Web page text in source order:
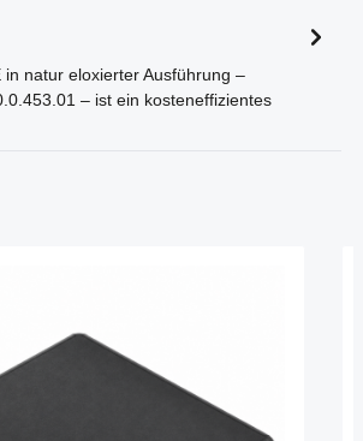
in natur eloxierter Ausführung –
– ist ein kosteneffizientes